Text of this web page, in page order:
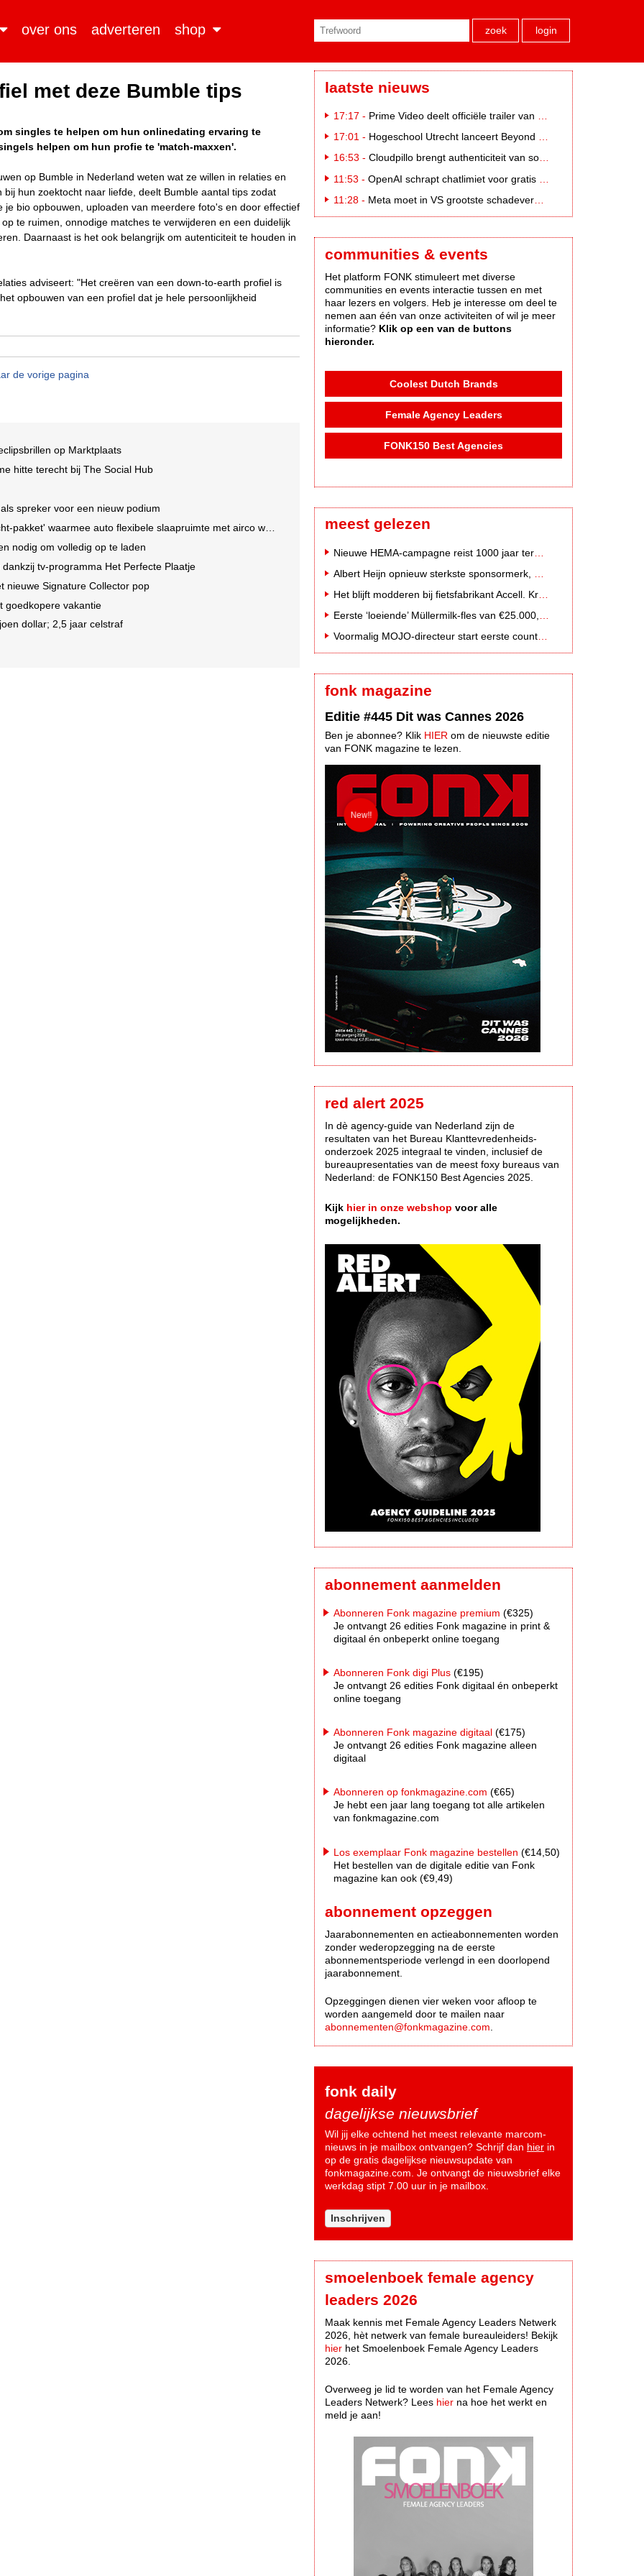
over ons adverteren shop zoek login
met deze Bumble tips
singles te helpen om hun onlinedating ervaring te
helpen om hun profie te 'match-maxxen'.
op Bumble in Nederland weten wat ze willen in relaties en
hun zoektocht naar liefde, deelt Bumble aantal tips zodat
bio opbouwen, uploaden van meerdere foto's en door effectief
te ruimen, onnodige matches te verwijderen en een duidelijk
Daarnaast is het ook belangrijk om autenticiteit te houden in
adviseert: "Het creëren van een down-to-earth profiel is
opbouwen van een profiel dat je hele persoonlijkheid
de vorige pagina
op Marktplaats
hitte terecht bij The Social Hub
spreker voor een nieuw podium
pakket' waarmee auto flexibele slaapruimte met airco wordt
nodig om volledig op te laden
tv-programma Het Perfecte Plaatje
nieuwe Signature Collector pop
goedkopere vakantie
dollar; 2,5 jaar celstraf
laatste nieuws
17:17 - Prime Video deelt officiële trailer van L*VE KLEINE
17:01 - Hogeschool Utrecht lanceert Beyond Campus binnen International Creative Business
16:53 - Cloudpillo brengt authenticiteit van social naar tv
11:53 - OpenAI schrapt chatlimiet voor gratis ChatGPT-gebruikers
11:28 - Meta moet in VS grootste schadevergoeding ooit betalen: 567 miljoen dollar
communities & events
Het platform FONK stimuleert met diverse
communities en events interactie tussen en met
haar lezers en volgers. Heb je interesse om deel te
nemen aan één van onze activiteiten of wil je meer
informatie? Klik op een van de buttons
hieronder.
Coolest Dutch Brands
Female Agency Leaders
FONK150 Best Agencies
meest gelezen
Voormalig MOJO-directeur start eerste country radiozender van Nederland
fonk magazine
Editie #445 Dit was Cannes 2026
Ben je abonnee? Klik HIER om de nieuwste editie
van FONK magazine te lezen.
red alert 2025
In dè agency-guide van Nederland zijn de
resultaten van het Bureau Klanttevredenheids-
onderzoek 2025 integraal te vinden, inclusief de
bureaupresentaties van de meest foxy bureaus van
Nederland: de FONK150 Best Agencies 2025.
Kijk hier in onze webshop voor alle
mogelijkheden.
abonnement aanmelden
Abonneren Fonk magazine premium (€325)
Je ontvangt 26 edities Fonk magazine in print &
digitaal én onbeperkt online toegang
Abonneren Fonk digi Plus (€195)
Je ontvangt 26 edities Fonk digitaal én onbeperkt
online toegang
Abonneren Fonk magazine digitaal (€175)
Je ontvangt 26 edities Fonk magazine alleen
digitaal
Abonneren op fonkmagazine.com (€65)
Je hebt een jaar lang toegang tot alle artikelen
van fonkmagazine.com
Los exemplaar Fonk magazine bestellen (€14,50)
Het bestellen van de digitale editie van Fonk
magazine kan ook (€9,49)
abonnement opzeggen
Jaarabonnementen en actieabonnementen worden
zonder wederopzegging na de eerste
abonnementsperiode verlengd in een doorlopend
jaarabonnement.
Opzeggingen dienen vier weken voor afloop te
worden aangemeld door te mailen naar
abonnementen@fonkmagazine.com
fonk daily
dagelijkse nieuwsbrief
Wil jij elke ochtend het meest relevante marcom-
nieuws in je mailbox ontvangen? Schrijf dan hier in
op de gratis dagelijkse nieuwsupdate van
fonkmagazine.com. Je ontvangt de nieuwsbrief elke
werkdag stipt 7.00 uur in je mailbox.
Inschrijven
smoelenboek female agency
leaders 2026
Maak kennis met Female Agency Leaders Netwerk
2026, hèt netwerk van female bureauleiders! Bekijk
hier het Smoelenboek Female Agency Leaders
2026.
Overweeg je lid te worden van het Female Agency
Leaders Netwerk? Lees hier na hoe het werkt en
meld je aan!